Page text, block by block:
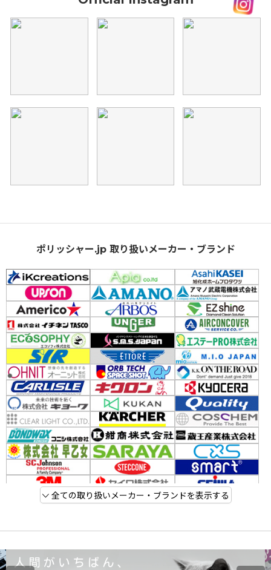
ポリッシャー.jp 取り扱いメーカー・ブランド
全ての取り扱いメーカー・ブランドを表示する